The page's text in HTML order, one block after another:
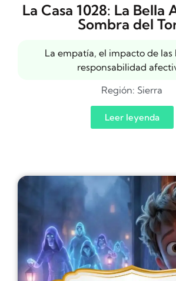
La Casa 1028: La Bella
Sombra del
La empatía, el impacto de las
responsabilidad
Región: Sierra
Leer leyenda